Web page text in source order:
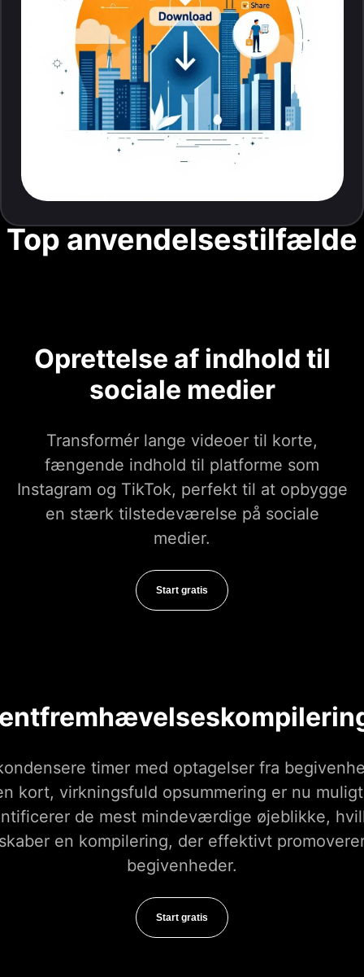
Top anvendelsestilfælde
Oprettelse af indhold til
sociale medier
Transformér lange videoer til korte,
fængende indhold til platforme som
Instagram og TikTok, perfekt til at opbygge
en stærk tilstedeværelse på sociale
medier.
Start gratis
timer med optagelser fra
kort, virkningsfuld opsummering er nu
de mest mindeværdige øjeblikke,
en kompilering, der effektivt
begivenheder.
Start gratis